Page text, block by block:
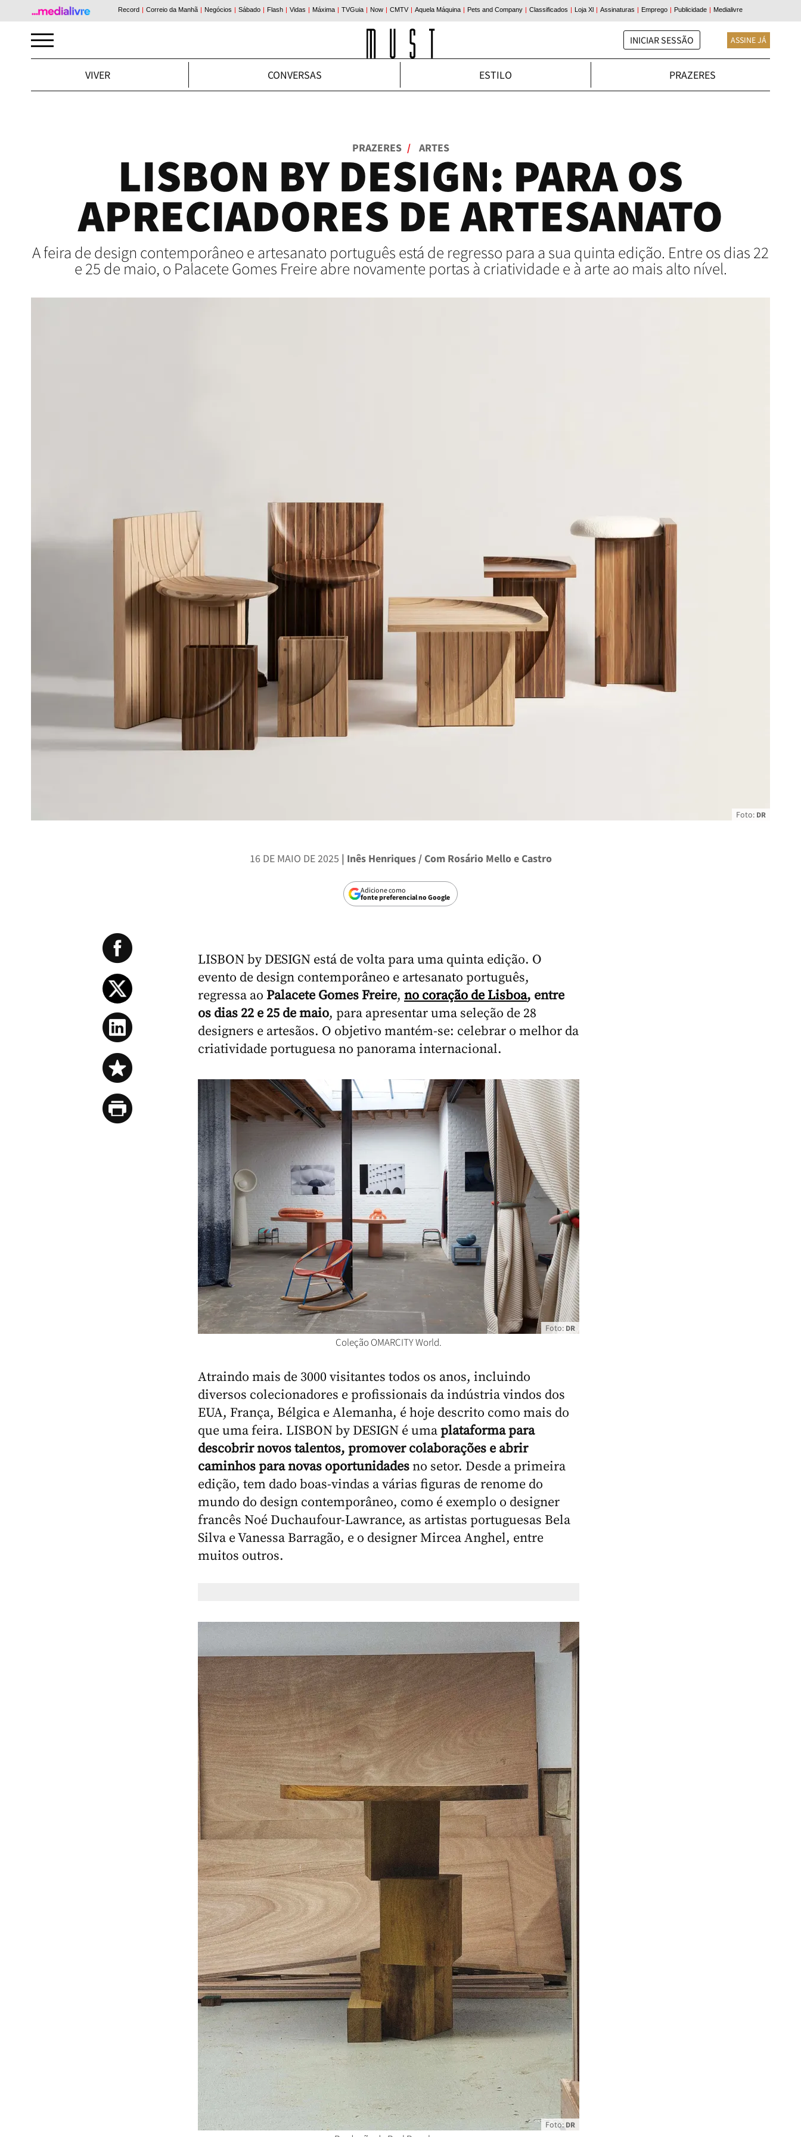
INICIAR SESSÃO ASSINE JÁ
VIVER CONVERSAS ESTILO PRAZERES
PRAZERES / ARTES
LISBON BY DESIGN: PARA OS
APRECIADORES DE ARTESANATO
A feira de design contemporâneo e artesanato português está de regresso para a sua quinta edição. Entre os dias 22
e 25 de maio, o Palacete Gomes Freire abre novamente portas à criatividade e à arte ao mais alto nível.
Foto: DR
16 DE MAIO DE 2025 | Inês Henriques / Com Rosário Mello e Castro
Adicione como
fonte preferencial no Google
LISBON by DESIGN está de volta para uma quinta edição. O
evento de design contemporâneo e artesanato português,
regressa ao Palacete Gomes Freire, no coração de Lisboa, entre
os dias 22 e 25 de maio, para apresentar uma seleção de 28
designers e artesãos. O objetivo mantém-se: celebrar o melhor da
criatividade portuguesa no panorama internacional.
Coleção OMARCITY World.
Foto: DR
Atraindo mais de 3000 visitantes todos os anos, incluindo
diversos colecionadores e profissionais da indústria vindos dos
EUA, França, Bélgica e Alemanha, é hoje descrito como mais do
que uma feira. LISBON by DESIGN é umaplataforma para
descobrir novos talentos, promover colaborações e abrir
caminhos para novas oportunidadesno setor. Desde a primeira
edição, tem dado boas-vindas a várias figuras de renome do
mundo do design contemporâneo, como é exemplo o designer
francês Noé Duchaufour-Lawrance, as artistas portuguesas Bela
Silva e Vanessa Barragão, e o designer Mircea Anghel, entre
muitos outros.
Foto: DR